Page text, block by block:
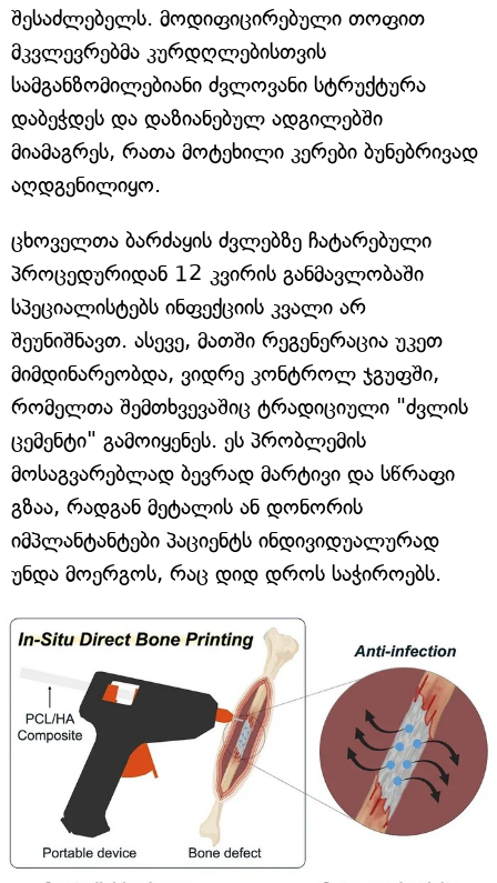
შესაძლებელს. მოდიფიცირებული თოფით
მკვლევრებმა კურდღლებისთვის
სამგანზომილებიანი ძვლოვანი სტრუქტურა
დაბეჭდეს და დაზიანებულ ადგილებში
მიამაგრეს, რათა მოტეხილი კერები ბუნებრივად
აღდგენილიყო.
ცხოველთა ბარძაყის ძვლებზე ჩატარებული
პროცედურიდან 12 კვირის განმავლობაში
სპეციალისტებს ინფექციის კვალი არ
შეუნიშნავთ. ასევე, მათში რეგენერაცია უკეთ
მიმდინარეობდა, ვიდრე კონტროლ ჯგუფში,
რომელთა შემთხვევაშიც ტრადიციული "ძვლის
ცემენტი" გამოიყენეს. ეს პრობლემის
მოსაგვარებლად ბევრად მარტივი და სწრაფი
გზაა, რადგან მეტალის ან დონორის
იმპლანტანტები პაციენტს ინდივიდუალურად
უნდა მოერგოს, რაც დიდ დროს საჭიროებს.